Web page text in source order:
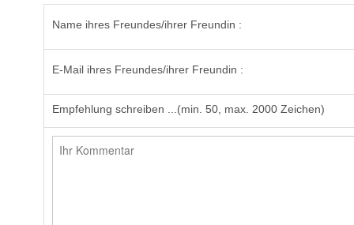
Name ihres Freundes/ihrer Freundin :
E-Mail ihres Freundes/ihrer Freundin :
Empfehlung schreiben ...(min. 50, max. 2000 Zeichen)